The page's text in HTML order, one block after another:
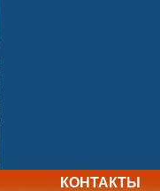
КОНТАКТЫ